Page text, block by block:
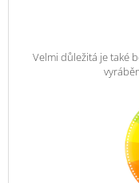
Velmi důležitá je také